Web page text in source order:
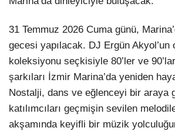
31 Temmuz 2026 Cuma günü,
gecesi yapılacak. DJ Ergün Akyol’un
koleksiyonu seçkisiyle 80’ler ve
şarkıları İzmir Marina’da yeniden
Nostalji, dans ve eğlenceyi bir araya
katılımcıları geçmişin sevilen
akşamında keyifli bir müzik